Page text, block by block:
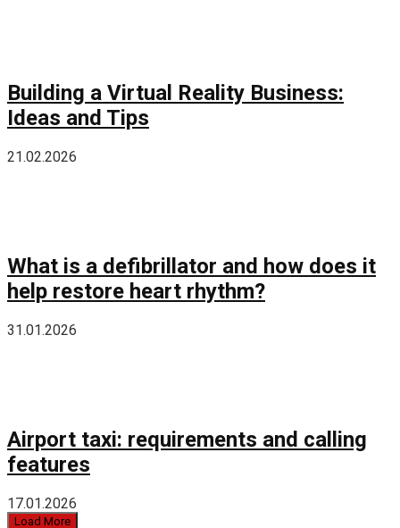
Building a Virtual Reality Business:
Ideas and Tips
21.02.2026
What is a defibrillator and how does it
help restore heart rhythm?
31.01.2026
Airport taxi: requirements and calling
features
17.01.2026
Load More